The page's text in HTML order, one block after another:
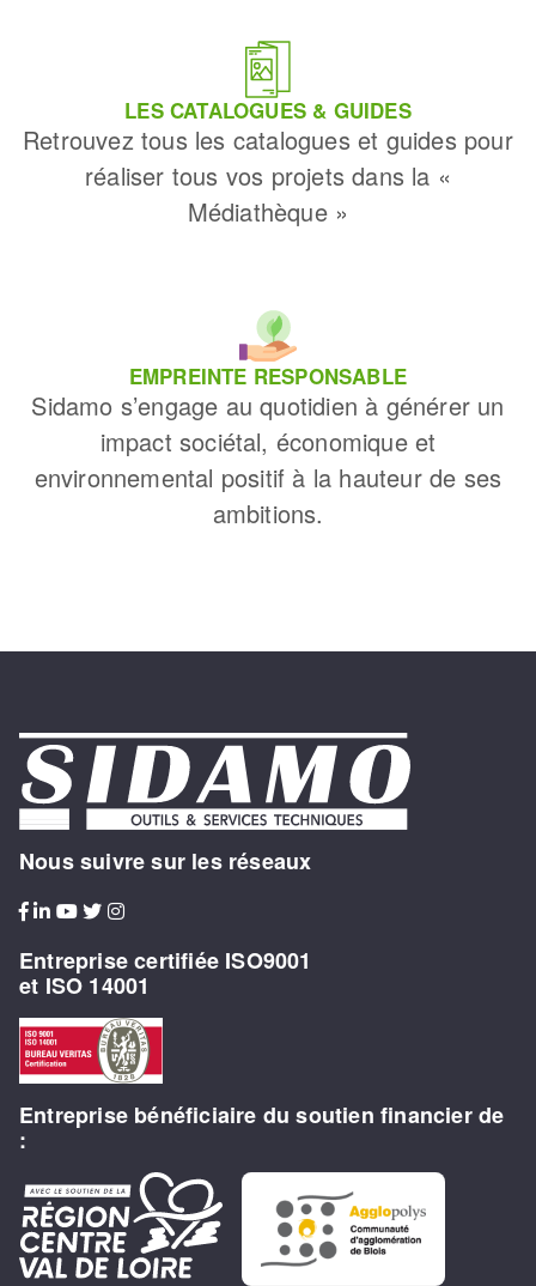
LES CATALOGUES & GUIDES
Retrouvez tous les catalogues et guides pour
réaliser tous vos projets dans la «
Médiathèque »
EMPREINTE RESPONSABLE
Sidamo s’engage au quotidien à générer un
impact sociétal, économique et
environnemental positif à la hauteur de ses
ambitions.
Nous suivre sur les réseaux
Entreprise certifiée ISO9001
et ISO 14001
Entreprise bénéficiaire du soutien financier de
: